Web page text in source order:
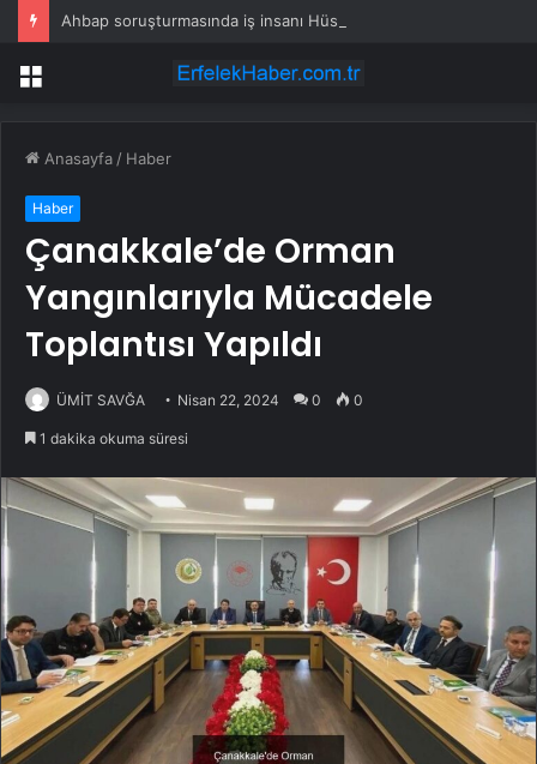
Menü
Anasayfa / Haber
Haber
Çanakkale’de Orman
Yangınlarıyla Mücadele
Toplantısı Yapıldı
ÜMİT SAVĞA Nisan 22, 2024 0 0
1 dakika okuma süresi